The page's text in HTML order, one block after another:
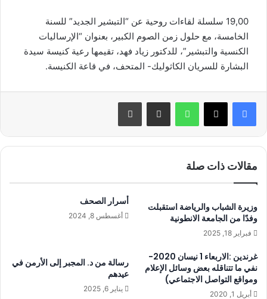
19,00 سلسلة لقاءات روحية عن “التبشير الجديد” للسنة
الخامسة، مع حلول زمن الصوم الكبير، بعنوان “الإرساليات
الكنسية والتبشير”، للدكتور زياد فهد، تقيمها رعية كنيسة سيدة
البشارة للسريان الكاثوليك- المتحف، في قاعة الكنيسة.
واتساب مشاركة عبر البريد طباعة
مقالات ذات صلة
وزيرة الشباب والرياضة استقبلت
وفدًا من الجامعة الانطونية
فبراير 18, 2025
أسرار الصحف
أغسطس 8, 2024
غرندين :الاربعاء 1 نيسان 2020-
نفي ما تتناقله بعض وسائل الإعلام
ومواقع التواصل الاجتماعي)
أبريل 1, 2020
رسالة من د. المجبر إلى الأرمن في
عيدهم
يناير 6, 2025